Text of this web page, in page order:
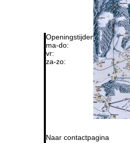
Openingstijden
ma-do:
vr:
za-zo:
Naar contactpagina